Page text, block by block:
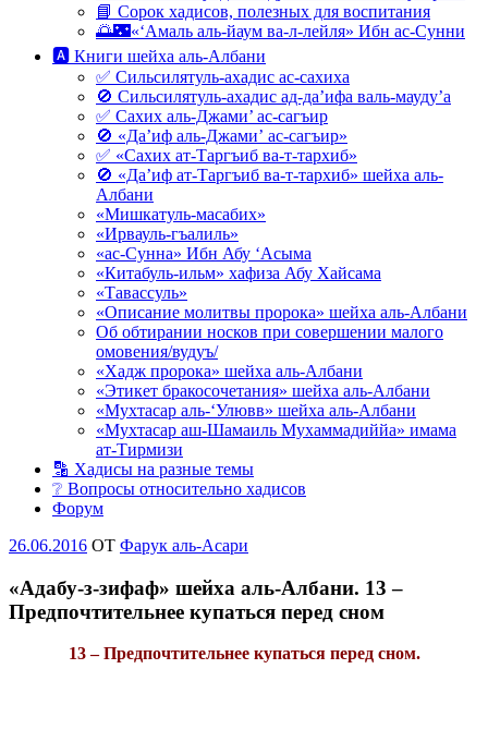
📘 Сорок хадисов, полезных для воспитания
🌅🌃«‘Амаль аль-йаум ва-л-лейля» Ибн ас-Сунни
🅰 Книги шейха аль-Албани
✅ Сильсилятуль-ахадис ас-сахиха
🚫 Сильсилятуль-ахадис ад-да’ифа валь-мауду’а
✅ Сахих аль-Джами’ ас-сагъир
🚫 «Да’иф аль-Джами’ ас-сагъир»
✅ «Сахих ат-Таргъиб ва-т-тархиб»
🚫 «Да’иф ат-Таргъиб ва-т-тархиб» шейха аль-
Албани
«Мишкатуль-масабих»
«Ирвауль-гъалиль»
«ас-Сунна» Ибн Абу ‘Асыма
«Китабуль-ильм» хафиза Абу Хайсама
«Тавассуль»
«Описание молитвы пророка» шейха аль-Албани
Об обтирании носков при совершении малого
омовения/вудуъ/
«Хадж пророка» шейха аль-Албани
«Этикет бракосочетания» шейха аль-Албани
«Мухтасар аль-‘Улювв» шейха аль-Албани
«Мухтасар аш-Шамаиль Мухаммадиййа» имама
ат-Тирмизи
🔡 Хадисы на разные темы
❔ Вопросы относительно хадисов
Форум
Опубликовано
26.06.2016 OT Фарук аль-Асари
«Адабу-з-зифаф» шейха аль-Албани. 13 –
Предпочтительнее купаться перед сном
13 – Предпочтительнее купаться перед сном.